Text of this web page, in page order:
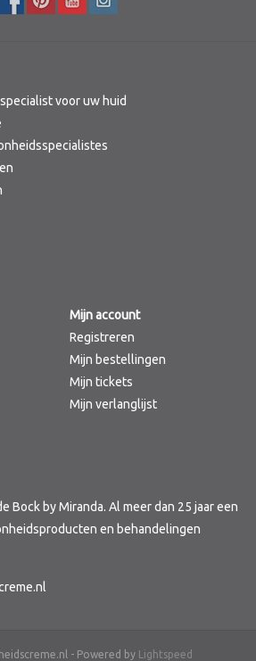
voor uw huid
Mijn account
Registreren
Mijn bestellingen
Mijn tickets
Mijn verlanglijst
Bock by Miranda. Al meer dan 25 jaar een
en behandelingen
- Powered by Lightspeed